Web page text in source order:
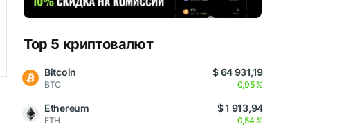
Top 5 криптовалют
Bitcoin
BTC
$ 64 931,19
0,95 %
Ethereum
ETH
$ 1 913,94
0,54 %